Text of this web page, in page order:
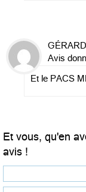
Avis
Et le PACS
Et vous, qu'en
avis !